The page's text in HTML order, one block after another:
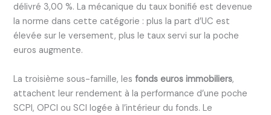
délivré 3,00 %. La mécanique du taux bonifié est devenue
la norme dans cette catégorie : plus la part d’UC est
élevée sur le versement, plus le taux servi sur la poche
euros augmente.
La troisième sous-famille, lesfonds euros immobiliers,
attachent leur rendement à la performance d’une poche
SCPI, OPCI ou SCI logée à l’intérieur du fonds. Le